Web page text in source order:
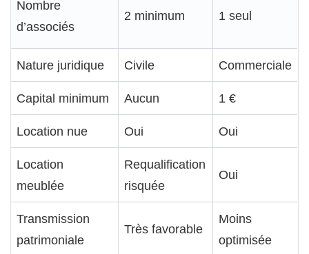
Nombre
d’associés
2 minimum 1 seul
Nature juridique Civile Commerciale
Capital minimum Aucun 1 €
Location nue Oui Oui
Location
meublée
Requalification
risquée
Oui
Transmission
patrimoniale
Très favorable
Moins
optimisée